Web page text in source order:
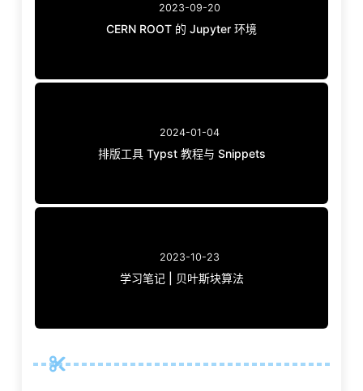
2023-09-20
CERN ROOT 的 Jupyter 环境
2024-01-04
排版工具 Typst 教程与 Snippets
2023-10-23
学习笔记 | 贝叶斯块算法